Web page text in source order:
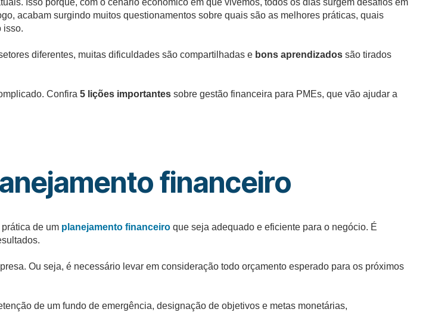
Isso porque, com o cenário econômico em que vivemos, todos os dias surgem desafios em
acabam surgindo muitos questionamentos sobre quais são as melhores práticas, quais
isso.
diferentes, muitas dificuldades são compartilhadas e bons aprendizados são tirados
Confira 5 lições importantes sobre gestão financeira para PMEs, que vão ajudar a
financeiro
de um planejamento financeiro que seja adequado e eficiente para o negócio. É
Ou seja, é necessário levar em consideração todo orçamento esperado para os próximos
de um fundo de emergência, designação de objetivos e metas monetárias,